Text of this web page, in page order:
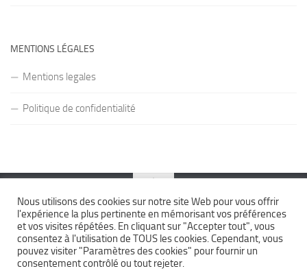
MENTIONS LÉGALES
Mentions legales
Politique de confidentialité
Formation Bepecaser © 2026. Tous droits réservés.
Fièrement propulsé par - Conçu parThème Hueman
Nous utilisons des cookies sur notre site Web pour vous offrir
l'expérience la plus pertinente en mémorisant vos préférences
et vos visites répétées. En cliquant sur "Accepter tout", vous
consentez à l'utilisation de TOUS les cookies. Cependant, vous
pouvez visiter "Paramètres des cookies" pour fournir un
consentement contrôlé ou tout rejeter.